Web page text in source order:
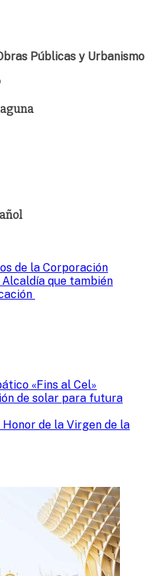
Públicas y Urbanismo
de la Corporación
que también
«Fins al Cel»
de solar para futura
de la Virgen de la